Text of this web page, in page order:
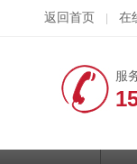
返回首页 在
服